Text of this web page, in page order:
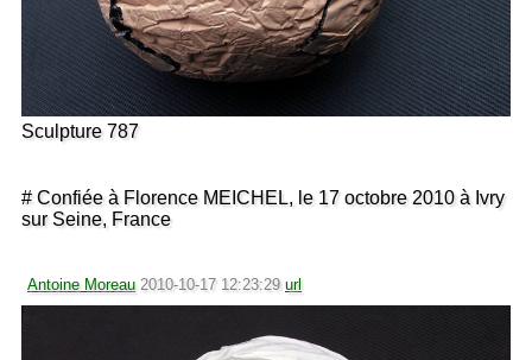
Sculpture 787
# Confiée à Florence MEICHEL, le 17 octobre 2010 à Ivry
sur Seine, France
Antoine Moreau 2010-10-17 12:23:29 url